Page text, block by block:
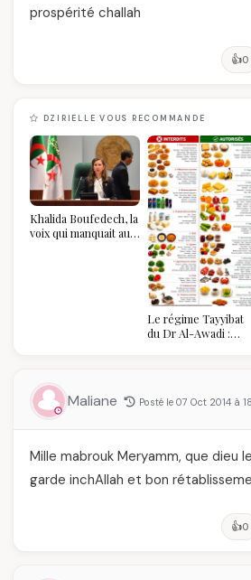
prospérité challah
👍0
DZIRIELLE VOUS RECOMMANDE
Khalida Boufedech, la
voix qui manquait au
Le régime Tayyibat
du Dr Al-Awadi :
vraiment savoir
Maliane Posté le 07 Oct 2014 à
Mille mabrouk Meryamm, que dieu
garde inchAllah et bon
👍0